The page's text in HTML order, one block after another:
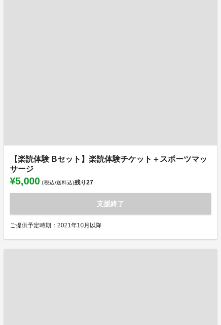
【楽読体験 Bセット】楽読体験チケット＋スポーツマッ
サージ
¥5,000 (税込/送料込)残り27
支援終了
ご提供予定時期：2021年10月以降